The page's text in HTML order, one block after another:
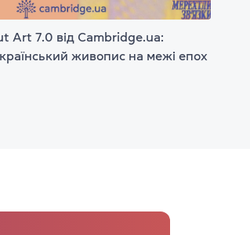
Art 7.0 від Cambridge.ua:
живопис на межі епох